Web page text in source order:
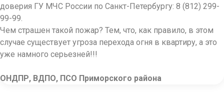
доверия ГУ МЧС России по Санкт-Петербургу: 8 (812) 299-
99-99.
Чем страшен такой пожар? Тем, что, как правило, в этом
случае существует угроза перехода огня в квартиру, а это
уже намного серьезней!!!
ОНДПР, ВДПО, ПСО Приморского района